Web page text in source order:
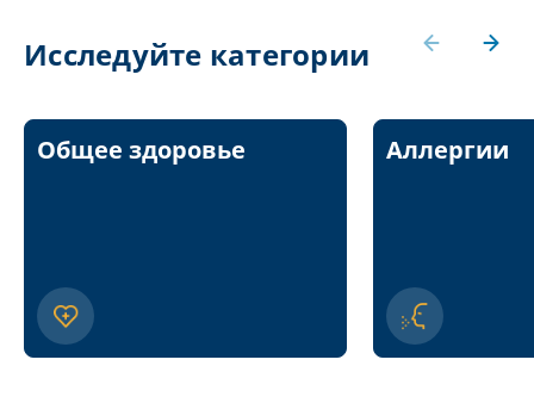
Исследуйте категории
Общее здоровье Аллергии